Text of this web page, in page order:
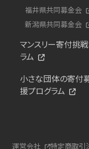
福井県共同募金会
新潟県共同募金会
マンスリー寄付挑
ラム
小さな団体の寄付
援プログラム
運営会社 特定商取引